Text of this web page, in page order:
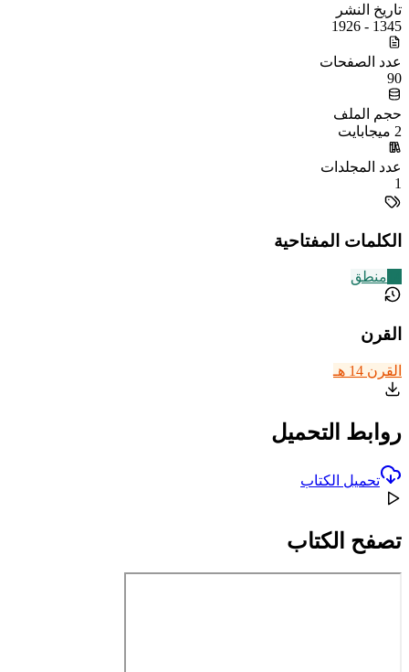
تاريخ النشر
1345 - 1926
عدد الصفحات
90
حجم الملف
2 ميجابايت
عدد المجلدات
1
الكلمات المفتاحية
منطق
القرن
القرن 14 هـ
روابط التحميل
تحميل الكتاب
تصفح الكتاب